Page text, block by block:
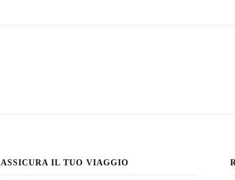
ASSICURA IL TUO VIAGGIO